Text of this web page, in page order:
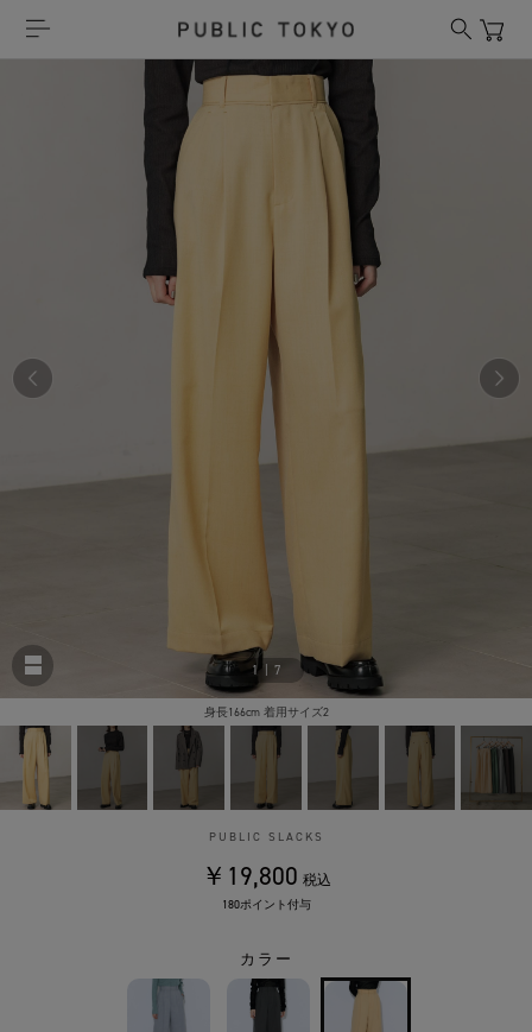
1 | 7
身長166cm 着用サイズ2
PUBLIC SLACKS
￥19,800 税込
180ポイント付与
カラー